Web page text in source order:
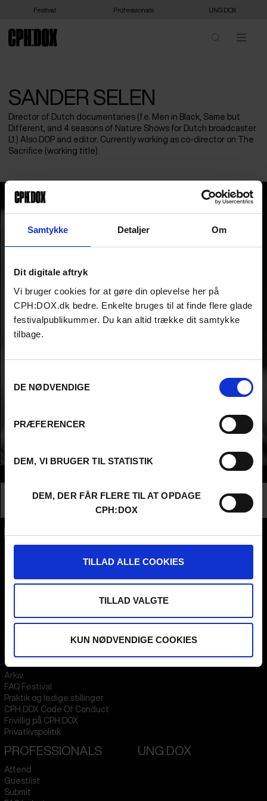
Samtykke Detaljer Om
Dit digitale aftryk
Vi bruger cookies for at gøre din oplevelse her på
CPH:DOX.dk bedre. Enkelte bruges til at finde flere glade
festivalpublikummer. Du kan altid trække dit samtykke
tilbage.
DE NØDVENDIGE
PRÆFERENCER
DEM, VI BRUGER TIL STATISTIK
DEM, DER FÅR FLERE TIL AT OPDAGE
CPH:DOX
TILLAD ALLE COOKIES
TILLAD VALGTE
KUN NØDVENDIGE COOKIES
Festival Professionals UNG:DOX
SANDER SELEN
Director of Dutch documentaries (f.e. Men in Black, Same but
Different, and 4 seasons of Nature Shows for Dutch broadcaster
L1.) Also DOP and editor. Currently working as co-director on The
Sacrifice (working title).
Sander Selen
Nationalitet
Netherlands
Director
CPH:DOX
Denmark
FESTIVAL 2026 DA
Om os
Arkiv
FAQ Festival
Praktik og ledige stillinger
CPH:DOX Code Of Conduct
Frivillig på CPH:DOX
Privatlivspolitik
STREAMING
KLUB:DOX
PROFESSIONALS
Attend
Guestlist
Submit
UNG:DOX